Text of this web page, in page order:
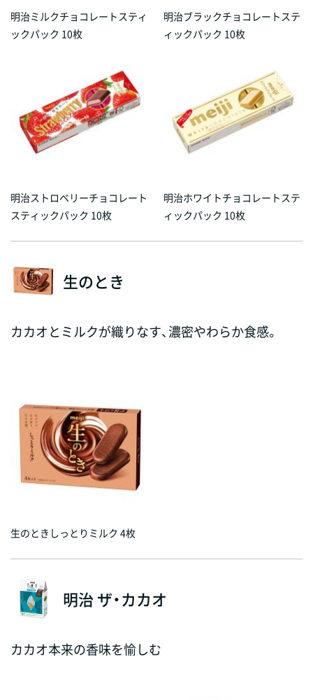
明治ミルクチョコレートスティ
ックパック 10枚
明治ブラックチョコレートステ
ィックパック 10枚
明治ストロベリーチョコレート
スティックパック 10枚
明治ホワイトチョコレートステ
ィックパック 10枚
生のとき
カカオとミルクが織りなす、濃密やわらか食感。
生のときしっとりミルク 4枚
明治 ザ・カカオ
カカオ本来の香味を愉しむ